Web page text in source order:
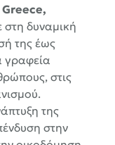
δυναμική
της έως
γραφεία
στις
της
στην